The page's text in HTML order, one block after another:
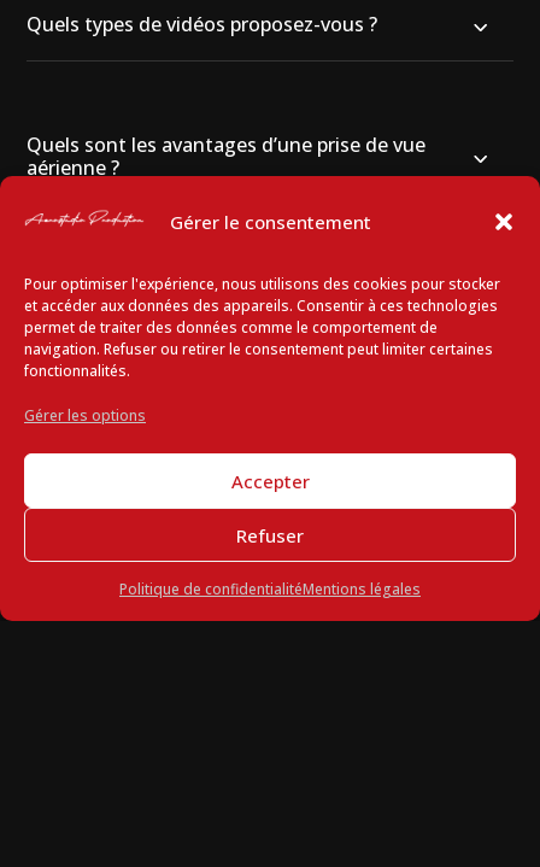
Gérer le consentement
Pour optimiser l'expérience, nous utilisons des cookies pour stocker
et accéder aux données des appareils. Consentir à ces technologies
permet de traiter des données comme le comportement de
navigation. Refuser ou retirer le consentement peut limiter certaines
fonctionnalités.
Gérer les options
Accepter
Refuser
Politique de confidentialitéMentions légales
Quels types de vidéos proposez-vous ?
Quels sont les avantages d’une prise de vue
aérienne ?
Pourquoi faire appel à un monteur vidéo
professionnel ?
Quelle est la valeur ajoutée d’un vidéaste
spécialisé ?
comme vidéaste pour votre projet
audiovisuel ?